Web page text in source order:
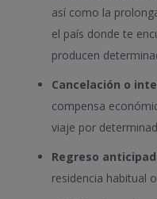
así como la
el país donde te
producen
Cancelación o
compensa
viaje por
Regreso
residencia habitual